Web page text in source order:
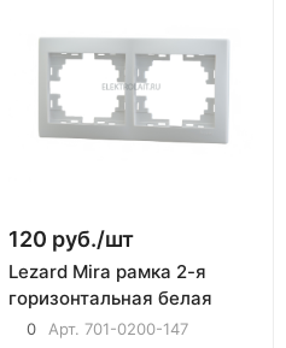
120 руб./шт
Lezard Mira рамка 2-я
горизонтальная белая
0 Арт. 701-0200-147